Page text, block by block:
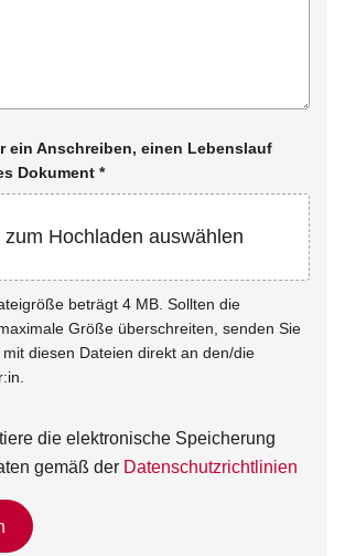
ein Anschreiben, einen Lebenslauf
Dokument *
zum Hochladen auswählen
beträgt 4 MB. Sollten die
Größe überschreiten, senden Sie
diesen Dateien direkt an den/die
die elektronische Speicherung
gemäß der Datenschutzrichtlinien